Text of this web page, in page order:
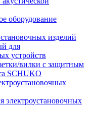
оборудование
изделий
для
устройств
вилки с защитным
SCHUKO
электроустановочных